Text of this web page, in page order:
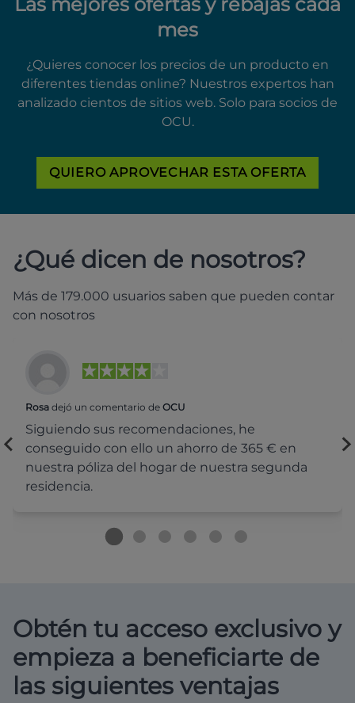
mes
¿Quieres conocer los precios de un producto en
diferentes tiendas online? Nuestros expertos han
analizado cientos de sitios web. Solo para socios de
OCU.
QUIERO APROVECHAR ESTA OFERTA
¿Qué dicen de nosotros?
Más de 179.000 usuarios saben que pueden contar
con nosotros
Rosa dejó un comentario de OCU
Siguiendo sus recomendaciones, he
conseguido con ello un ahorro de 365 € en
nuestra póliza del hogar de nuestra segunda
residencia.
Obtén tu acceso exclusivo y
empieza a beneficiarte de
las siguientes ventajas